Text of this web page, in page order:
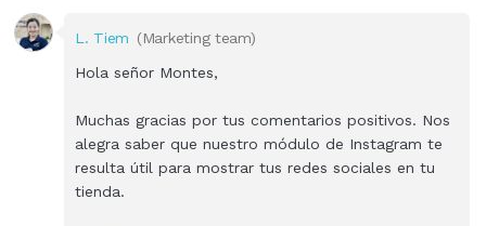
L. Tiem (Marketing team)
Hola señor Montes,
Muchas gracias por tus comentarios positivos. Nos
alegra saber que nuestro módulo de Instagram te
resulta útil para mostrar tus redes sociales en tu
tienda.